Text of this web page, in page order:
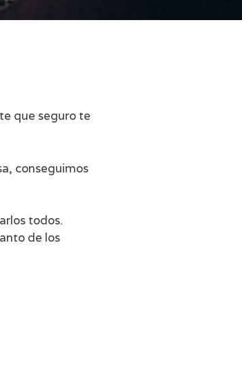
que seguro te
conseguimos
todos.
de los